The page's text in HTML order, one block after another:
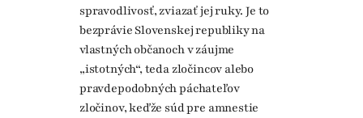
spravodlivosť, zviazať jej ruky. Je to
bezprávie Slovenskej republiky na
vlastných občanoch v záujme
„istotných“, teda zločincov alebo
pravdepodobných páchateľov
zločinov, keďže súd pre amnestie